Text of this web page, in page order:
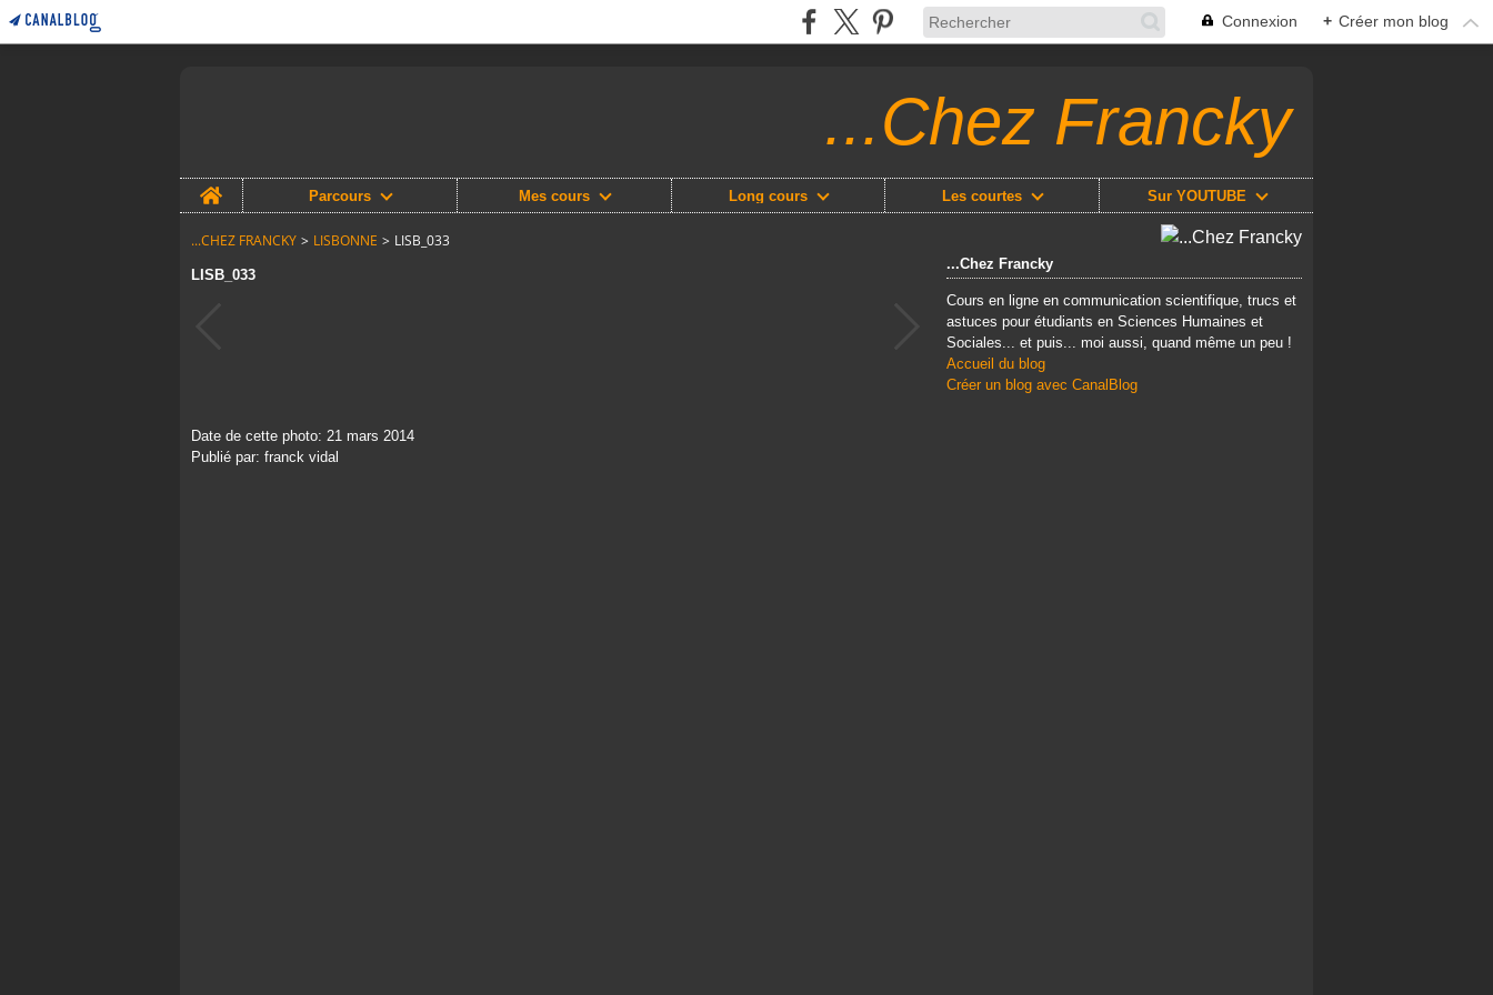
Connexion + Créer mon blog
...Chez Francky
Home
Parcours Mes cours Long cours Les courtes Sur YOUTUBE
...CHEZ FRANCKY > LISBONNE > LISB_033
LISB_033
Date de cette photo: 21 mars 2014
Publié par: franck vidal
...Chez Francky
Cours en ligne en communication scientifique, trucs et
astuces pour étudiants en Sciences Humaines et
Sociales... et puis... moi aussi, quand même un peu !
Accueil du blog
Créer un blog avec CanalBlog